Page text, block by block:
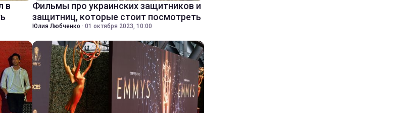
в
Фильмы про украинских защитников и
защитниц, которые стоит посмотреть
Юлия Любченко · 01 октября 2023, 10:00